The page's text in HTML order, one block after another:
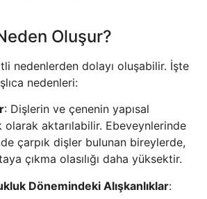
Oluşur?
nedenlerden dolayı oluşabilir. İşte
nedenleri:
: Dişlerin ve çenenin yapısal
aktarılabilir. Ebeveynlerinde
çarpık dişler bulunan bireylerde,
çıkma olasılığı daha yüksektir.
Dönemindeki Alışkanlıklar: